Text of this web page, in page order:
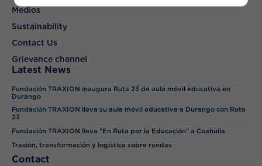
Medios
Sustainability
Contact Us
Grievance channel
Latest News
Fundación TRAXION inaugura Ruta 23 de aula móvil educativa en
Durango
Fundación TRAXION lleva su aula móvil educativa a Durango con Ruta
23
Fundación TRAXION lleva "En Ruta por la Educación" a Coahuila
Traxión, transformación y logística sobre ruedas
Contact